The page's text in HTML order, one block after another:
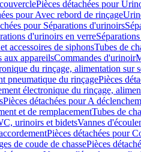
Pièces détachées pour
pour Avec rebord de rinçage
pour Séparations d'urinoirs
d'urinoirs en verre
accessoires de siphonsTubes de
aux appareilsCommandes d'urinoir
du rinçage, alimentation sur
pneumatique du rinçagePièces
électronique du rinçage,
Pièces détachées pour A
et de remplacementTubes de
urinoirs et bidetsVannes
Pièces détachées pour
de coude de chassePièces